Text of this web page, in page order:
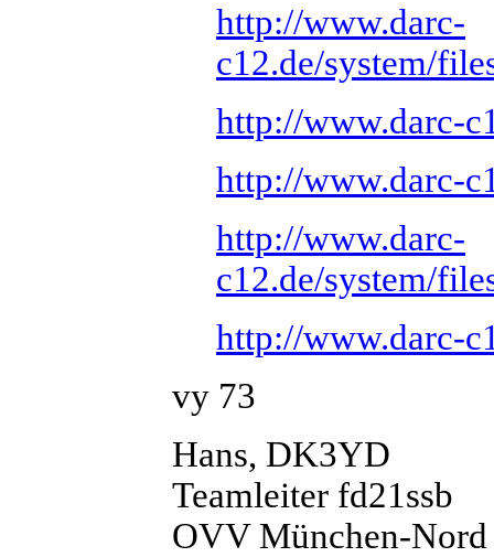
http://www.darc-
c12.de/system/
http://www.darc-
http://www.darc-
http://www.darc-
c12.de/system/
http://www.darc-
vy 73
Hans, DK3YD
Teamleiter fd21ssb
OVV München-Nord